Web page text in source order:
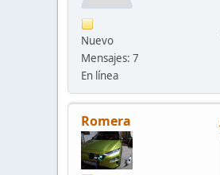
Nuevo
Mensajes: 7
En línea
Romera